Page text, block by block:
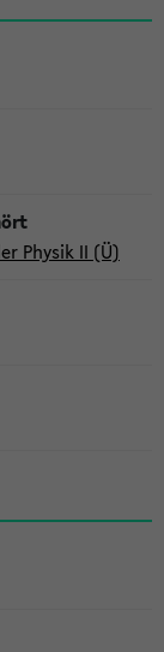
Physik II (Ü)